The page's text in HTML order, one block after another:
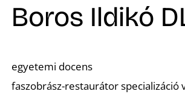
Boros Ildikó
egyetemi docens
faszobrász-restaurátor specializáció